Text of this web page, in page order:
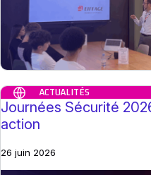
ACTUALITÉS
Journées Sécurité
action
26 juin 2026